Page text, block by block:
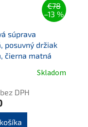
€78
–13 %
súprava
posuvný držiak
čierna matná
Skladom
DPH